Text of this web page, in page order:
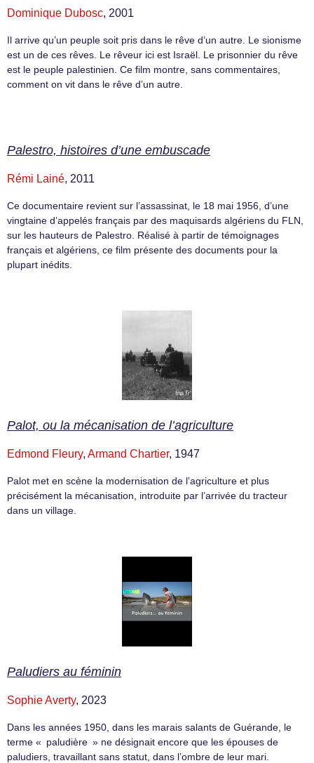
Dominique Dubosc, 2001
Il arrive qu’un peuple soit pris dans le rêve d’un autre. Le sionisme
est un de ces rêves. Le rêveur ici est Israël. Le prisonnier du rêve
est le peuple palestinien. Ce film montre, sans commentaires,
comment on vit dans le rêve d’un autre.
Palestro, histoires d’une embuscade
Rémi Lainé, 2011
Ce documentaire revient sur l’assassinat, le 18 mai 1956, d’une
vingtaine d’appelés français par des maquisards algériens du FLN,
sur les hauteurs de Palestro. Réalisé à partir de témoignages
français et algériens, ce film présente des documents pour la
plupart inédits.
Palot, ou la mécanisation de l’agriculture
Edmond Fleury, Armand Chartier, 1947
Palot met en scène la modernisation de l’agriculture et plus
précisément la mécanisation, introduite par l’arrivée du tracteur
dans un village.
Paludiers au féminin
Sophie Averty, 2023
Dans les années 1950, dans les marais salants de Guérande, le
terme « paludière » ne désignait encore que les épouses de
paludiers, travaillant sans statut, dans l’ombre de leur mari.